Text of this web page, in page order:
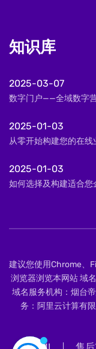
知识库
2025-03-07
数字门户——全域数字
2025-01-03
从零开始构建您的在线
2025-01-03
如何选择及构建适合
建议您使用Chrome、
浏览器浏览本网站 域
域名服务机构：烟台
务：阿里云计算有